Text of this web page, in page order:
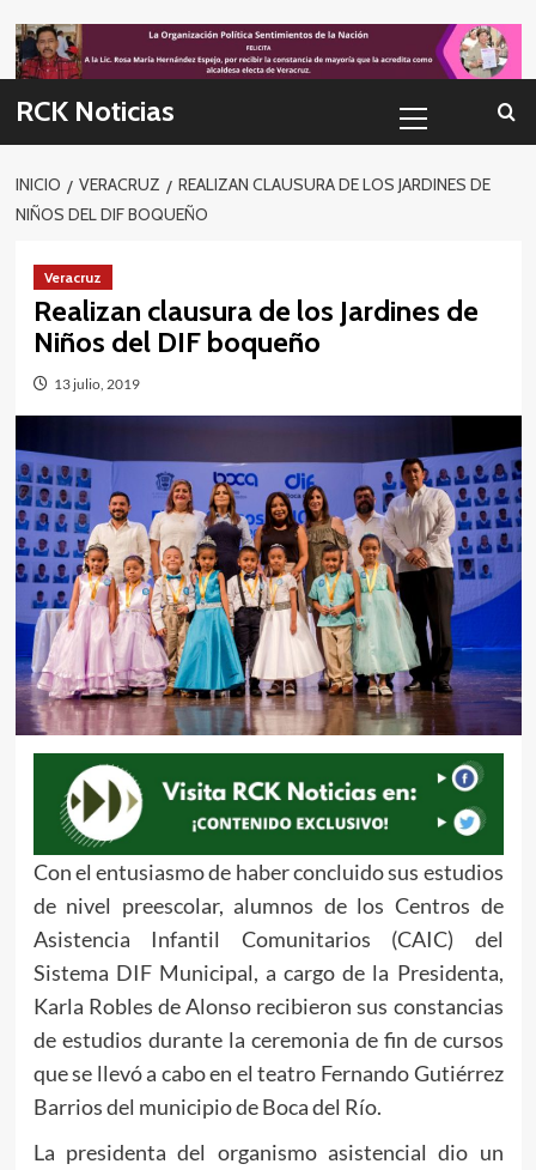
to
content
RCK Noticias
primario
INICIO VERACRUZ
REALIZAN CLAUSURA DE LOS JARDINES DE
NIÑOS DEL DIF BOQUEÑO
Veracruz
Realizan clausura de los Jardines de
Niños del DIF boqueño
13 julio, 2019
Con el entusiasmo de haber concluido sus estudios
de nivel preescolar, alumnos de los Centros de
Asistencia Infantil Comunitarios (CAIC) del
Sistema DIF Municipal, a cargo de la Presidenta,
Karla Robles de Alonso recibieron sus constancias
de estudios durante la ceremonia de fin de cursos
que se llevó a cabo en el teatro Fernando Gutiérrez
Barrios del municipio de Boca del Río.
La presidenta del organismo asistencial dio un